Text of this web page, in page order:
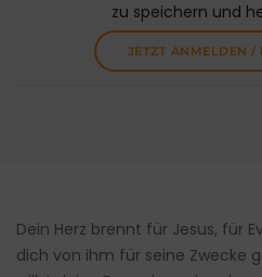
zu speichern und
JETZT ANMELDEN /
Dein Herz brennt für Jesus, für
dich von ihm für seine Zwecke